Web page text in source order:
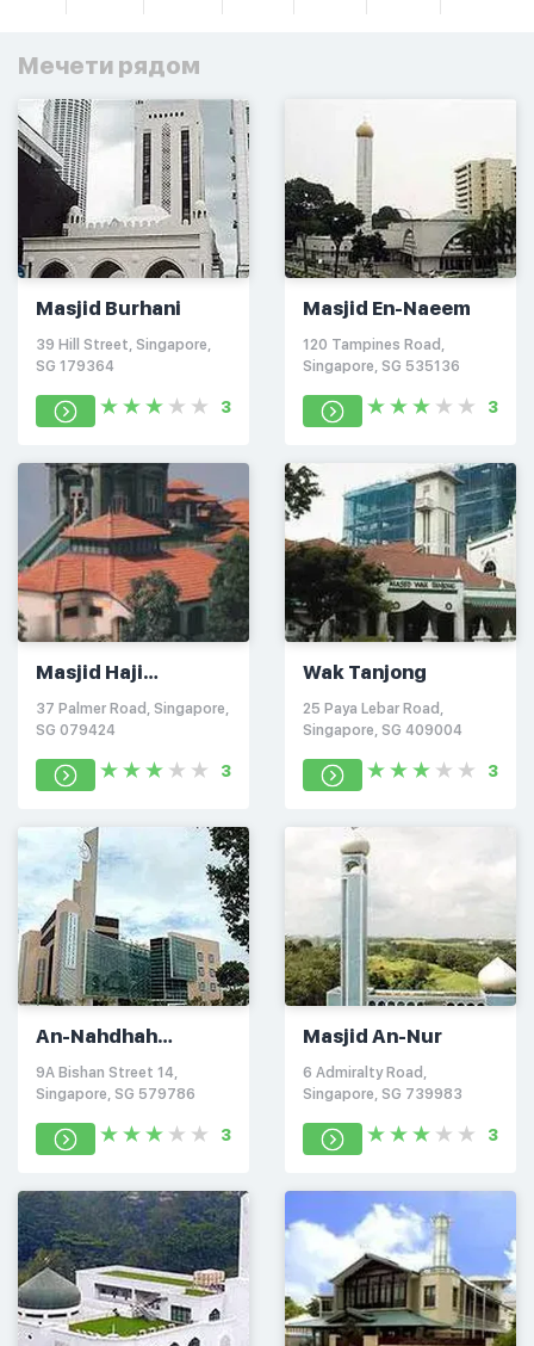
Мечети рядом
Masjid Burhani
39 Hill Street, Singapore,
SG 179364
3
Masjid En-Naeem
120 Tampines Road,
Singapore, SG 535136
3
Masjid Haji
Muhammad Salleh
37 Palmer Road, Singapore,
SG 079424
3
Wak Tanjong
25 Paya Lebar Road,
Singapore, SG 409004
3
An-Nahdhah
(Harmony Centre)
9A Bishan Street 14,
Singapore, SG 579786
3
Masjid An-Nur
6 Admiralty Road,
Singapore, SG 739983
3